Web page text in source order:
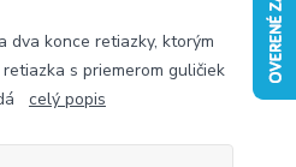
dva konce retiazky, ktorým
s priemerom guličiek
celý popis